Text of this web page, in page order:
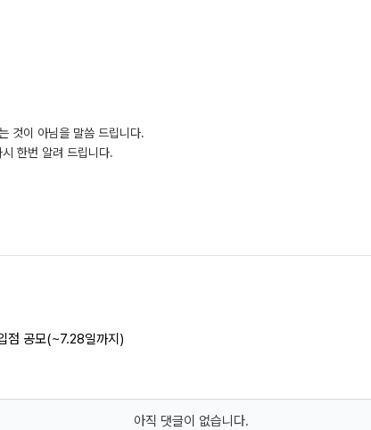
것이 아님을 말씀 드립니다.
한번 알려 드립니다.
점 공모(~7.28일까지)
아직 댓글이 없습니다.